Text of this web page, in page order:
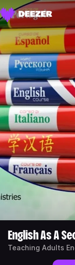
English As A
Teaching Adults